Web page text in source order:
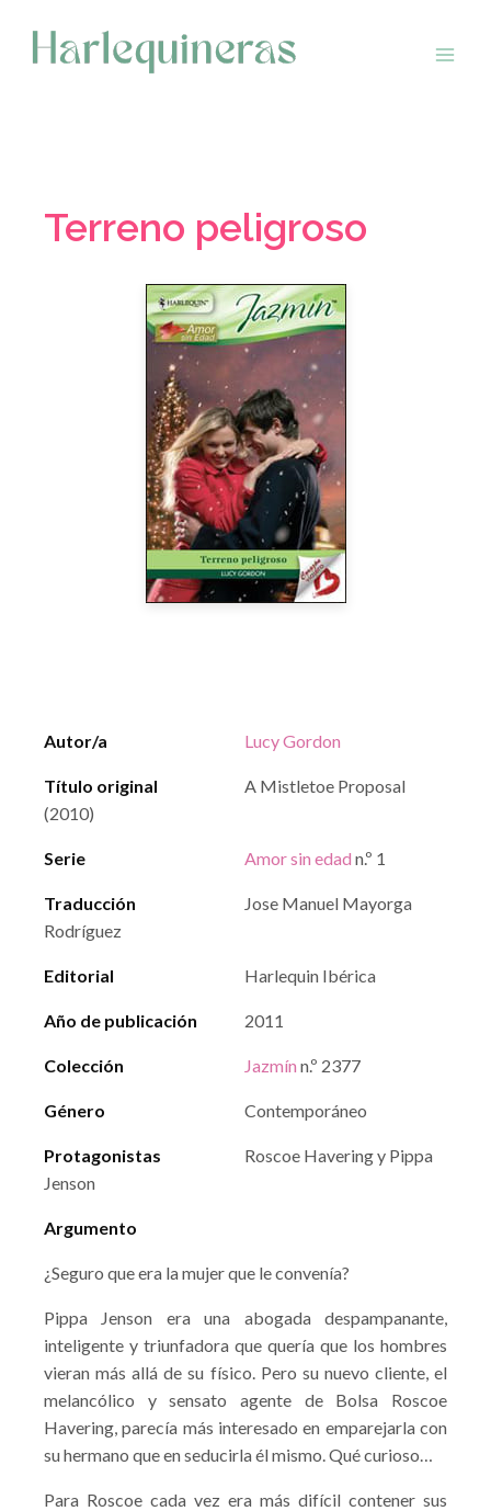
contenido
Terreno peligroso
Autor/a Lucy Gordon
Título original
A Mistletoe Proposal
(2010)
Serie Amor sin edad n.º 1
Traducción
Jose Manuel Mayorga
Rodríguez
Editorial Harlequin Ibérica
Año de publicación 2011
Colección Jazmín n.º 2377
Género Contemporáneo
Protagonistas
Roscoe Havering y Pippa
Jenson
Argumento
¿Seguro que era la mujer que le convenía?
Pippa Jenson era una abogada despampanante,
inteligente y triunfadora que quería que los hombres
vieran más allá de su físico. Pero su nuevo cliente, el
melancólico y sensato agente de Bolsa Roscoe
Havering, parecía más interesado en emparejarla con
su hermano que en seducirla él mismo. Qué curioso…
Para Roscoe cada vez era más difícil contener sus